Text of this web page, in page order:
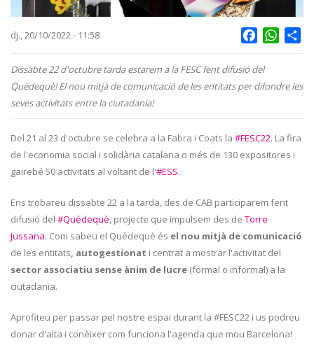
dj., 20/10/2022 - 11:58 Facebook
Dissabte 22 d'octubre tarda estarem a la FESC fent difusió del
Quèdequè! El nou mitjà de comunicació de les entitats per difondre les
seves activitats entre la ciutadania!
Del 21 al 23 d'octubre se celebra a la Fabra i Coats la #FESC22. La fira
de l'economia social i solidària catalana o més de 130 expositores i
gairebé 50 activitats al voltant de l'#ESS.
Ens trobareu dissabte 22 a la tarda, des de CAB participarem fent
difusió del #Quèdequè, projecte que impulsem des de Torre
Jussana. Com sabeu el Quèdequè és el nou mitjà de comunicació
de les entitats, autogestionat i centrat a mostrar l'activitat del
sector associatiu sense ànim de lucre (formal o informal) a la
ciutadania.
Aprofiteu per passar pel nostre espai durant la #FESC22 i us podreu
donar d'alta i conèixer com funciona l'agenda que mou Barcelona!